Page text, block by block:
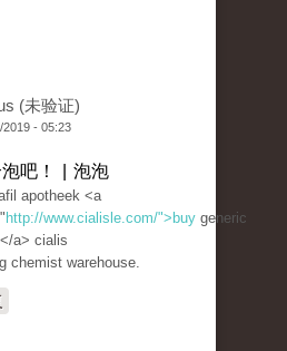
(未验证)
- 05:23
泡吧！ | 泡泡
apotheek <a
http://www.cialisle.com/">buy generic
a> cialis
chemist warehouse.